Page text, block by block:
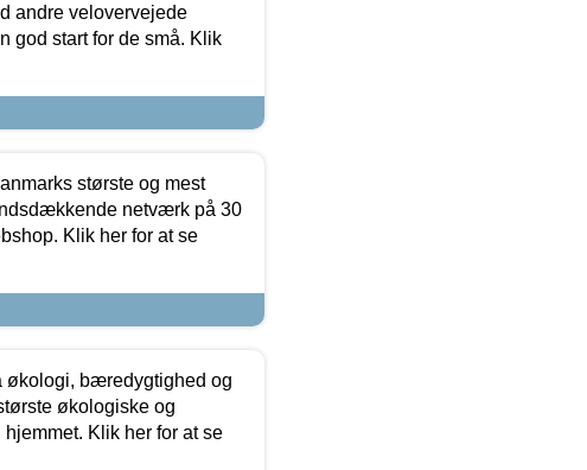
andre velovervejede
god start for de små. Klik
største og mest
netværk på 30
Klik her for at se
økologi, bæredygtighed og
økologiske og
Klik her for at se